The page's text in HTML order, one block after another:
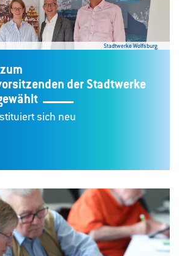
Stadtwerke Wolfsburg
der Stadtwerke
sich neu